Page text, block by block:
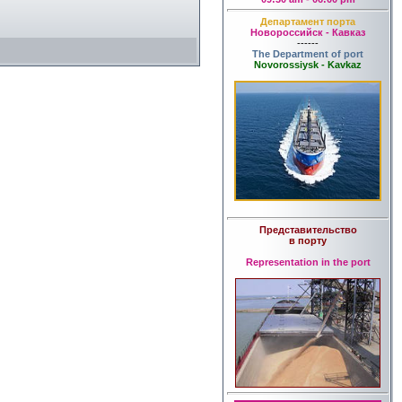
Департамент порта
Новороссийск - Кавказ
------
The Department of port
Novorossiysk - Kavkaz
Представительство
в порту
Representation in the port